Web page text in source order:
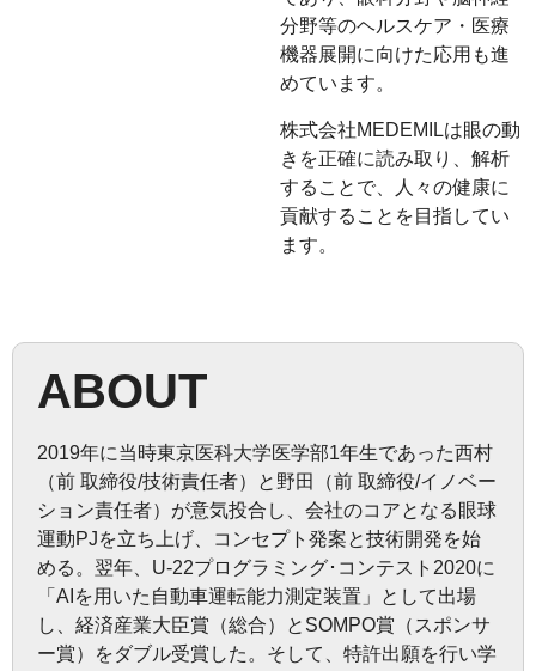
分野等のヘルスケア・医療
機器展開に向けた応用も進
めています。
株式会社MEDEMILは眼の動
きを正確に読み取り、解析
することで、人々の健康に
貢献することを目指してい
ます。
ABOUT
2019年に当時東京医科大学医学部1年生であった西村
（前 取締役/技術責任者）と野田（前 取締役/イノベー
ション責任者）が意気投合し、会社のコアとなる眼球
運動PJを立ち上げ、コンセプト発案と技術開発を始
める。翌年、U-22プログラミング･コンテスト2020に
「AIを用いた自動車運転能力測定装置」として出場
し、経済産業大臣賞（総合）とSOMPO賞（スポンサ
ー賞）をダブル受賞した。そして、特許出願を行い学